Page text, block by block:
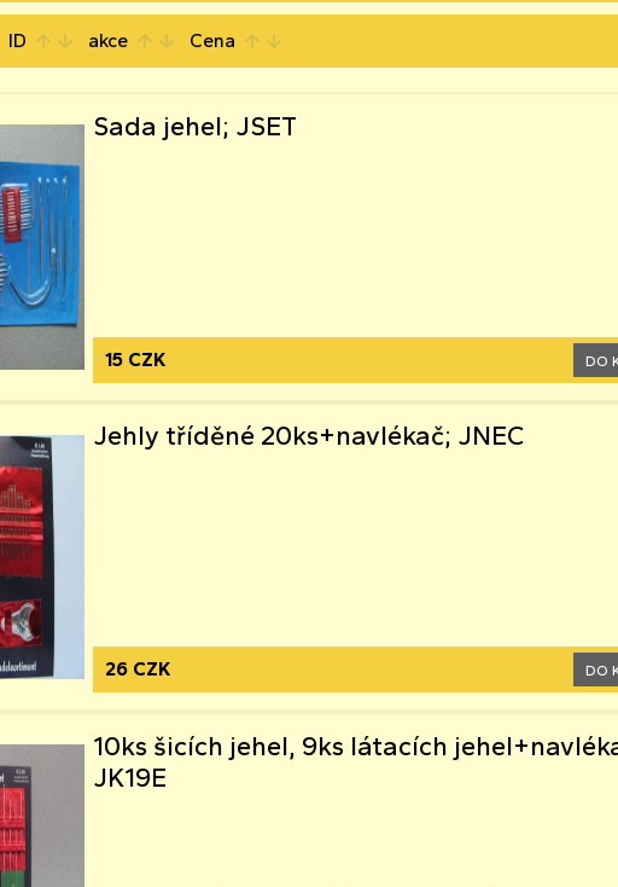
ID arrow_upward arrow_downward akce arrow_upward arrow_downward Cena arrow_upward arrow_downward
Sada jehel; JSET
15 CZK DO
Jehly tříděné 20ks+navlékač; JNEC
26 CZK DO
10ks šicích jehel, 9ks látacích
JK19E